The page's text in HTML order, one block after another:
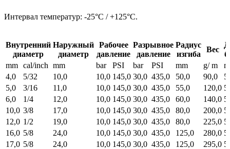
Интервал температур: -25°C / +125°C.
Внутренний
диаметр
Наружный
диаметр
Рабочее
давление
Разрывное
давление
Радиус
изгиба
Вес
mm cal/inch mm bar PSI bar PSI mm g/ m
m
4,0
5/32 10,0 10,0 145,0 30,0 435,0 50,0 90,0
5,0
3/16 11,0 10,0 145,0 30,0 435,0 55,0 120,0
6,0
1/4 12,0 10,0 145,0 30,0 435,0 60,0 140,0
10,0 3/8 17,0 10,0 145,0 30,0 435,0 80,0 200,0
12,0 1/2 19,0 10,0 145,0 30,0 435,0 80,0 225,0
16,0 5/8 24,0 10,0 145,0 30,0 435,0 125,0 280,0
17,0 5/8 24,0 10,0 145,0 30,0 435,0 125,0 295,0